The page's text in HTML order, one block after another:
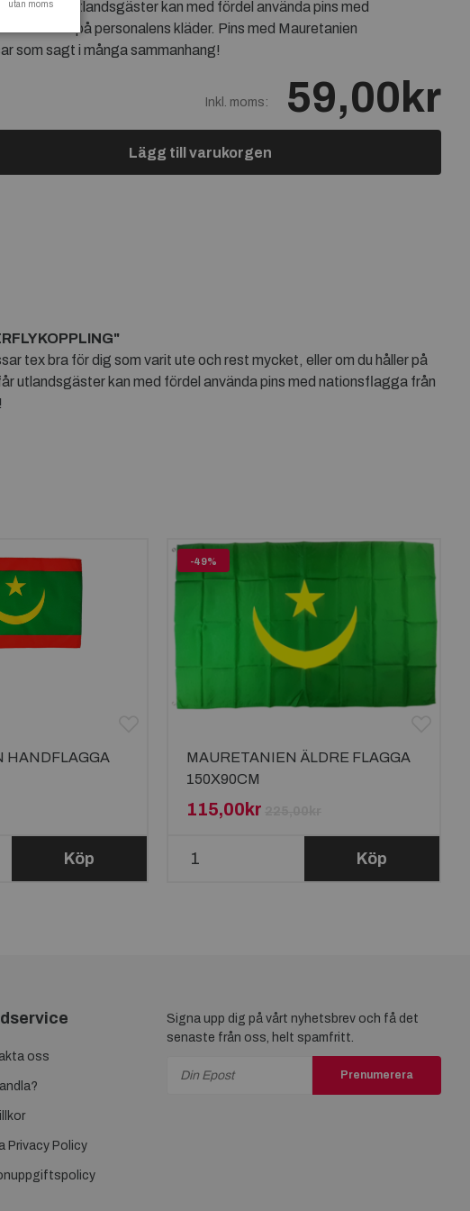
som får utlandsgäster kan med fördel använda pins med
på personalens kläder. Pins med Mauretanien
som sagt i många sammanhang!
Inkl. moms: 59,00kr
Lägg till varukorgen
tex bra för dig som varit ute och rest mycket, eller om du håller på
utlandsgäster kan med fördel använda pins med nationsflagga från
HANDFLAGGA
Köp
-49%
MAURETANIEN ÄLDRE FLAGGA
150X90CM
115,00kr
Köp
oss
Privacy Policy
Signa upp dig på vårt nyhetsbrev och få det
senaste från oss, helt spamfritt.
Prenumerera
utan moms